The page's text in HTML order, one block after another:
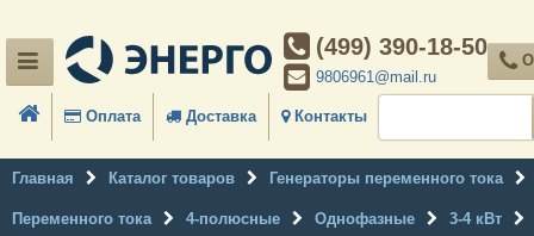
(499) 390-18-50
9806961@mail.ru
Оплата Доставка Контакты
Главная Каталог товаров Генераторы переменного тока
Переменного тока 4-полюсные Однофазные 3-4 кВт